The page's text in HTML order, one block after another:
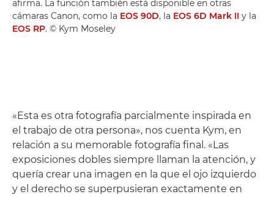
afirma. La función también está disponible en otras
cámaras Canon, como la EOS 90D, la EOS 6D Mark II y la
EOS RP. © Kym Moseley
«Esta es otra fotografía parcialmente inspirada en
el trabajo de otra persona», nos cuenta Kym, en
relación a su memorable fotografía final. «Las
exposiciones dobles siempre llaman la atención, y
quería crear una imagen en la que el ojo izquierdo
y el derecho se superpusieran exactamente en